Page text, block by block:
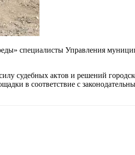
специалисты Управления
судебных актов и решений
в соответствие с